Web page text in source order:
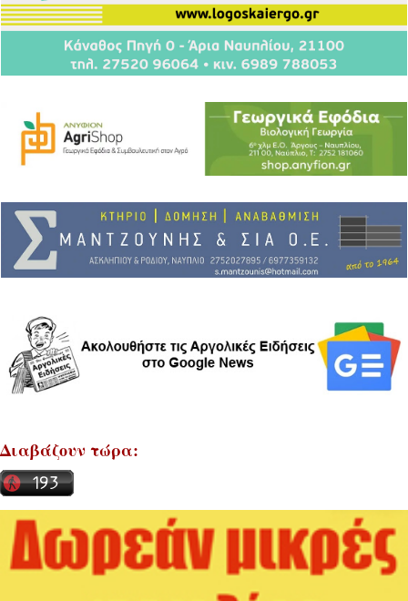
Διαβάζουν τώρα: